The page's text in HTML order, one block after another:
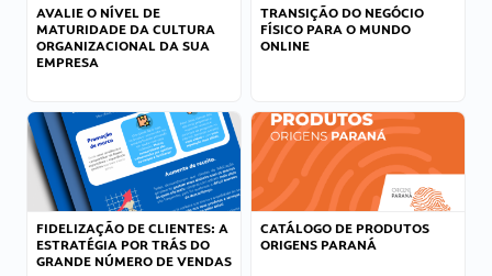
AVALIE O NÍVEL DE
MATURIDADE DA CULTURA
ORGANIZACIONAL DA SUA
EMPRESA
TRANSIÇÃO DO NEGÓCIO
FÍSICO PARA O MUNDO
ONLINE
FIDELIZAÇÃO DE CLIENTES: A
ESTRATÉGIA POR TRÁS DO
GRANDE NÚMERO DE VENDAS
CATÁLOGO DE PRODUTOS
ORIGENS PARANÁ